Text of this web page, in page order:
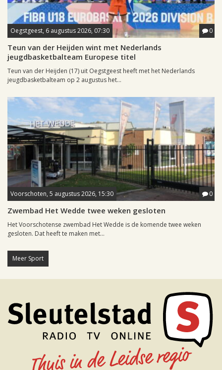
Oegstgeest, 6 augustus 2026, 07:30 0
Teun van der Heijden wint met Nederlands
jeugdbasketbalteam Europese titel
Teun van der Heijden (17) uit Oegstgeest heeft met het Nederlands
jeugdbasketbalteam op 2 augustus het...
Voorschoten, 5 augustus 2026, 15:30 0
Zwembad Het Wedde twee weken gesloten
Het Voorschotense zwembad Het Wedde is de komende twee weken
gesloten. Dat heeft te maken met...
Meer Sport